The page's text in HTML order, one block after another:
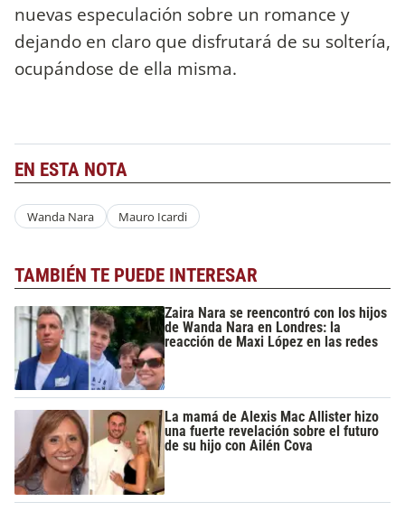
nuevas especulación sobre un romance y
dejando en claro que disfrutará de su soltería,
ocupándose de ella misma.
EN ESTA NOTA
Wanda Nara Mauro Icardi
TAMBIÉN TE PUEDE INTERESAR
Zaira Nara se reencontró con los hijos
de Wanda Nara en Londres: la
reacción de Maxi López en las redes
La mamá de Alexis Mac Allister hizo
una fuerte revelación sobre el futuro
de su hijo con Ailén Cova